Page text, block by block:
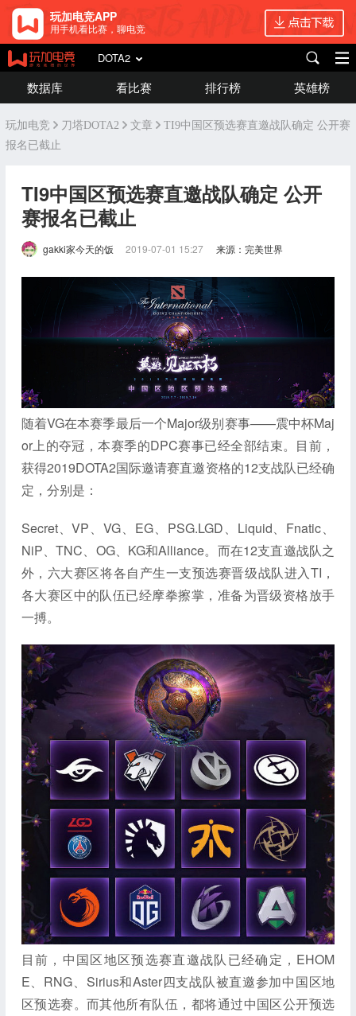
玩加电竞APP
用手机看比赛，聊电竞
DOTA2
数据库 看比赛 排行榜 英雄榜
玩加电竞 刀塔DOTA2 文章
TI9中国区预选赛直邀战队确定 公开赛
报名已截止
TI9中国区预选赛直邀战队确定 公开
赛报名已截止
gakki家今天的饭 2019-07-01 15:27 来源：完美世界
随着VG在本赛季最后一个Major级别赛事——震中杯Maj
or上的夺冠，本赛季的DPC赛事已经全部结束。目前，
获得2019DOTA2国际邀请赛直邀资格的12支战队已经确
定，分别是：
Secret、VP、VG、EG、PSG.LGD、Liquid、Fnatic、
NiP、TNC、OG、KG和Alliance。而在12支直邀战队之
外，六大赛区将各自产生一支预选赛晋级战队进入TI，
各大赛区中的队伍已经摩拳擦掌，准备为晋级资格放手
一搏。
目前，中国区地区预选赛直邀战队已经确定，EHOM
E、RNG、Sirius和Aster四支战队被直邀参加中国区地
区预选赛。而其他所有队伍，都将通过中国区公开预选